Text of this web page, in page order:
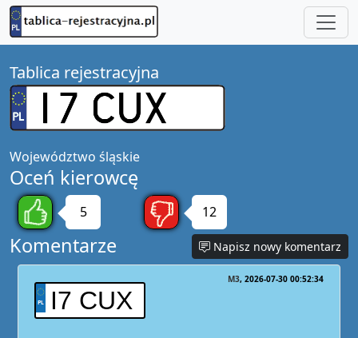
Tablica rejestracyjna
Województwo śląskie
Oceń kierowcę
5 12
Komentarze Napisz nowy komentarz
I7 CUX
M3 2026-07-30 00:52:34